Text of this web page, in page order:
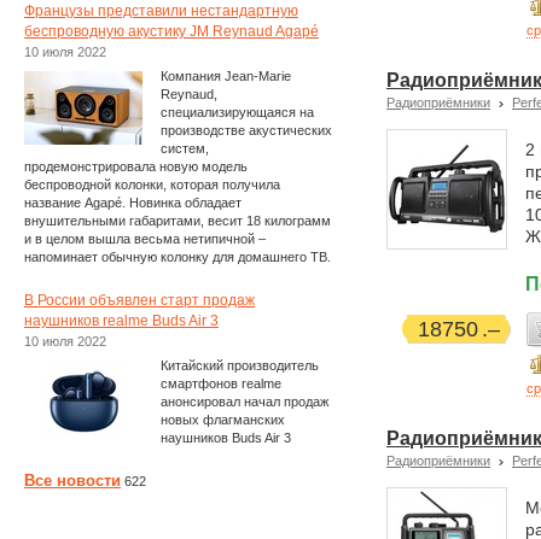
Радиоприёмники
2
18750
Радиоприёмники
Французы представили нестандартную
беспроводную акустику JM Reynaud Agapé
10 июля 2022
Компания Jean-Marie
Reynaud,
специализирующаяся на
производстве акустических
систем,
продемонстрировала новую модель
беспроводной колонки, которая получила
название Agapé. Новинка обладает
внушительными габаритами, весит 18 килограмм
и в целом вышла весьма нетипичной –
напоминает обычную колонку для домашнего ТВ.
В России объявлен старт продаж
наушников realme Buds Air 3
10 июля 2022
Китайский производитель
смартфонов realme
анонсировал начал продаж
новых флагманских
наушников Buds Air 3
Все новости 622